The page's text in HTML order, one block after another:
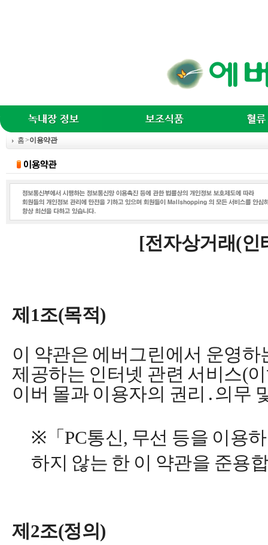
홈>이용약관
[전자상거래(
제1조(목적)
이 약관은 에버그린에서 운영
제공하는 인터넷 관련 서비스(
이버 몰과 이용자의 권리․의무
※「PC통신, 무선 등을 이용
하지 않는 한 이 약관을 준용
제2조(정의)